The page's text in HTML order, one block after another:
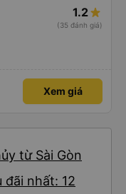
1.2
(35 đánh giá)
Xem giá
từ Sài Gòn
đãi nhất: 12